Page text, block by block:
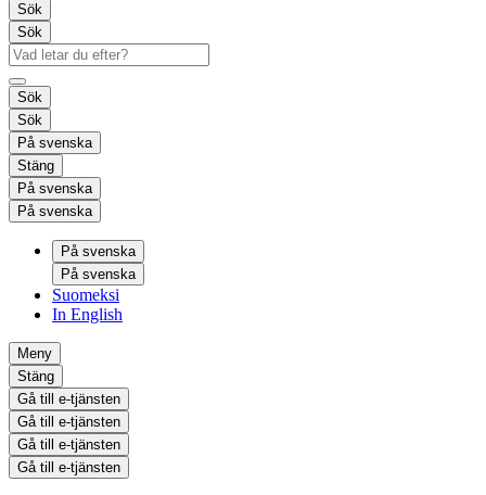
Sök
Sök
Sök
Sök
På svenska
Stäng
På svenska
På svenska
På svenska
På svenska
Suomeksi
In English
Meny
Stäng
Gå till e-tjänsten
Gå till e-tjänsten
Gå till e-tjänsten
Gå till e-tjänsten